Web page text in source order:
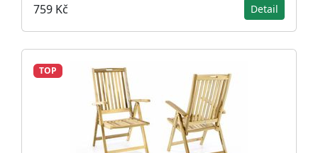
759 Kč Detail
TOP